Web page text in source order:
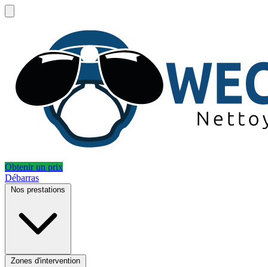
Obtenir un prix
Débarras
Nos prestations
Zones d'intervention